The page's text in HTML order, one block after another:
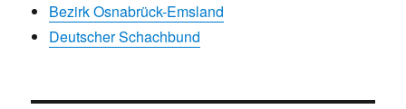
Bezirk Osnabrück-Emsland
Deutscher Schachbund